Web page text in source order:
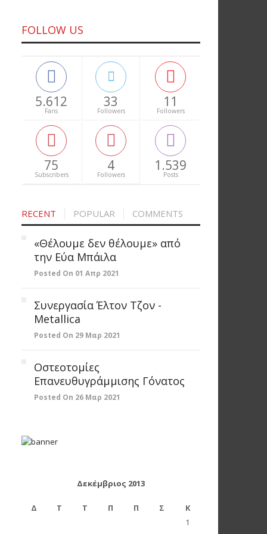
FOLLOW US
5.612
Fans
33
Followers
11
Followers
75
Subscribers
4
Followers
1.539
Posts
RECENT POPULAR COMMENTS
«Θέλουμε δεν θέλουμε» από
την Εύα Μπάιλα
Posted On 01 Απρ 2021
Συνεργασία Έλτον Τζον -
Metallica
Posted On 29 Μαρ 2021
Οστεοτομίες
Επανευθυγράμμισης Γόνατος
Posted On 26 Μαρ 2021
Δεκέμβριος 2013
Δ Τ Τ Π Π Σ
Κ
1